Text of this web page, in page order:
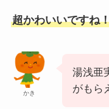
超かわいいですね
かき
湯浅亜
がもら